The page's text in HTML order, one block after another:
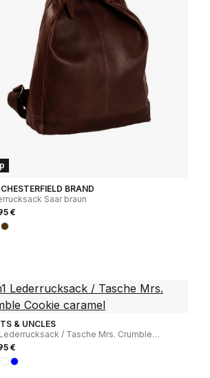
BRAND
Saar braun
€
& UNCLES
/ Tasche Mrs. Crumble
caramel
€